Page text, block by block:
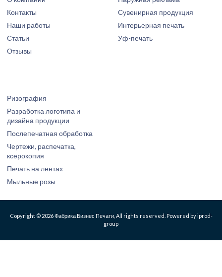
Контакты
Наши работы
Статьи
Отзывы
Сувенирная продукция
Интерьерная печать
Уф-печать
Ризография
Разработка логотипа и
дизайна продукции
Послепечатная обработка
Чертежи, распечатка,
ксерокопия
Печать на лентах
Мыльные розы
Copyright © 2026 Фабрика Бизнес Печати, All rights reserved. Powered by iprod-
group